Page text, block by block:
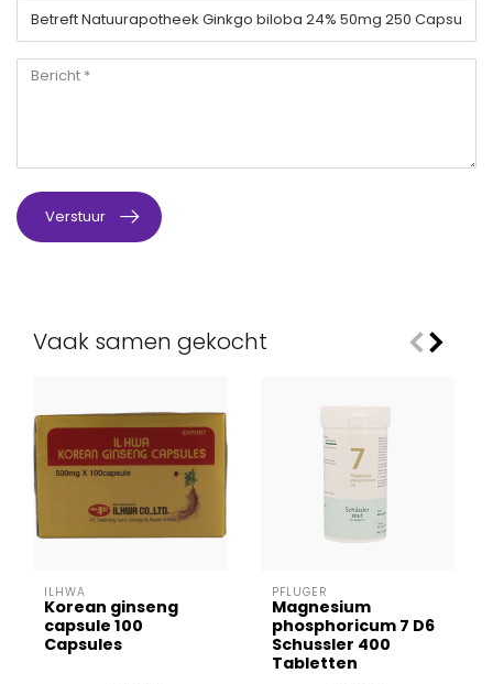
Verstuur
Vaak samen gekocht
ILHWA
Korean ginseng
capsule 100
Capsules
PFLÜGER
Magnesium
phosphoricum 7 D6
Schussler 400
Tabletten